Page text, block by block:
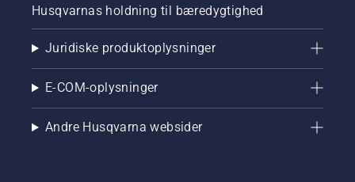
Husqvarnas holdning til bæredygtighed
Juridiske produktoplysninger
E-COM-oplysninger
Andre Husqvarna websider